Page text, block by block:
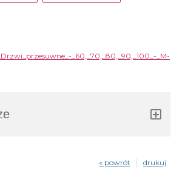
_60,_70,_80,_90,_100_-_M-
drukuj
« powrót